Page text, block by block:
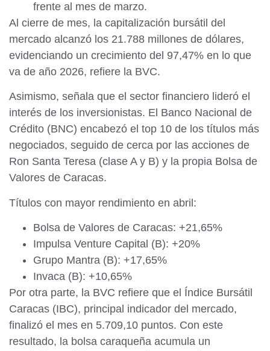
frente al mes de marzo.
Al cierre de mes, la capitalización bursátil del
mercado alcanzó los 21.788 millones de dólares,
evidenciando un crecimiento del 97,47% en lo que
va de año 2026, refiere la BVC.
Asimismo, señala que el sector financiero lideró el
interés de los inversionistas. El Banco Nacional de
Crédito (BNC) encabezó el top 10 de los títulos más
negociados, seguido de cerca por las acciones de
Ron Santa Teresa (clase A y B) y la propia Bolsa de
Valores de Caracas.
Títulos con mayor rendimiento en abril:
Bolsa de Valores de Caracas: +21,65%
Impulsa Venture Capital (B): +20%
Grupo Mantra (B): +17,65%
Invaca (B): +10,65%
Por otra parte, la BVC refiere que el Índice Bursátil
Caracas (IBC), principal indicador del mercado,
finalizó el mes en 5.709,10 puntos. Con este
resultado, la bolsa caraqueña acumula un